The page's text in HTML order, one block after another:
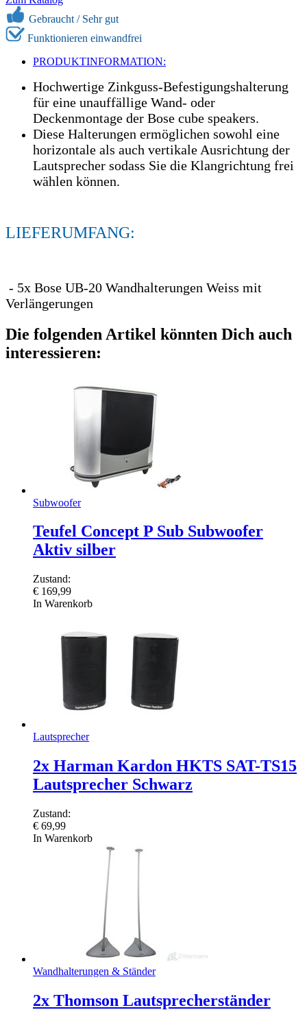
Gebraucht / Sehr gut
Funktionieren einwandfrei
PRODUKTINFORMATION:
Hochwertige Zinkguss-Befestigungshalterung
für eine unauffällige Wand- oder
Deckenmontage der Bose cube speakers.
Diese Halterungen ermöglichen sowohl eine
horizontale als auch vertikale Ausrichtung der
Lautsprecher sodass Sie die Klangrichtung frei
wählen können.
LIEFERUMFANG:
- 5x Bose UB-20 Wandhalterungen Weiss mit
Verlängerungen
Die folgenden Artikel könnten Dich auch
interessieren:
Subwoofer
Teufel Concept P Sub Subwoofer
Aktiv silber
Zustand:
€ 169,99
In Warenkorb
Lautsprecher
2x Harman Kardon HKTS SAT-TS15
Lautsprecher Schwarz
Zustand:
€ 69,99
In Warenkorb
Wandhalterungen & Ständer
2x Thomson Lautsprecherständer